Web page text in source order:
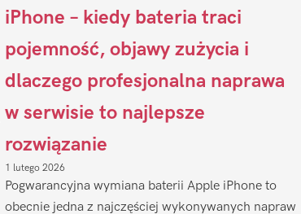
iPhone – kiedy bateria traci
pojemność, objawy zużycia i
dlaczego profesjonalna naprawa
w serwisie to najlepsze
rozwiązanie
1 lutego 2026
Pogwarancyjna wymiana baterii Apple iPhone to
obecnie jedna z najczęściej wykonywanych napraw